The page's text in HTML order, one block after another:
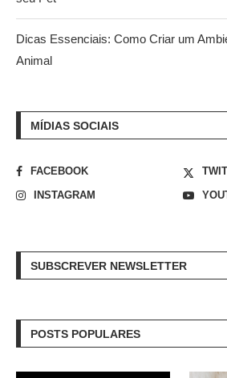
Dicas Essenciais: Como Criar um
Animal
MÍDIAS SOCIAIS
FACEBOOK
INSTAGRAM
SUBSCREVER NEWSLETTER
POSTS POPULARES